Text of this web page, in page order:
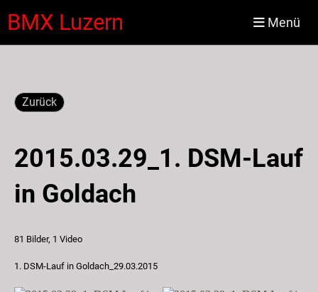
BMX Luzern Menü
Zurück
2015.03.29_1. DSM-Lauf
in Goldach
81 Bilder, 1 Video
1. DSM-Lauf in Goldach_29.03.2015